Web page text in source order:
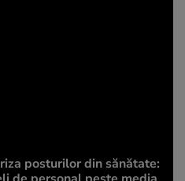
posturilor din sănătate: